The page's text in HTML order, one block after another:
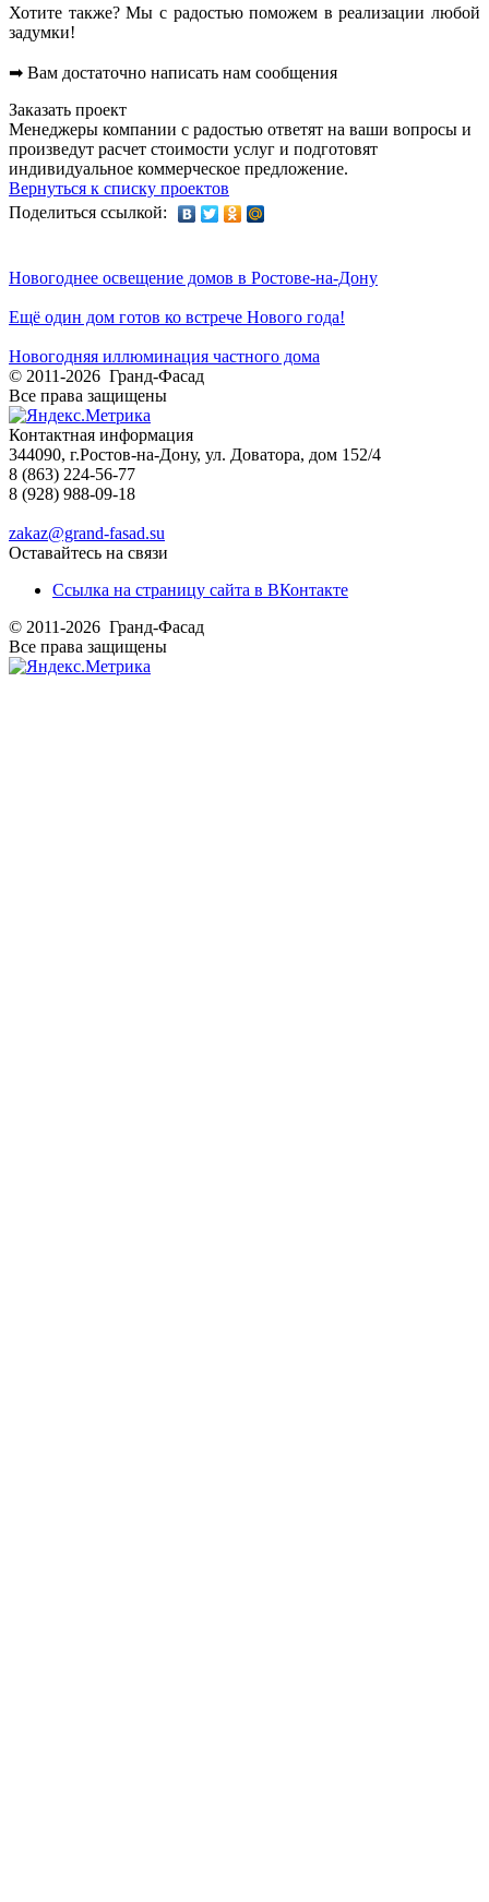
Хотите также? Мы с радостью поможем в реализации любой
задумки!
➡ Вам достаточно написать нам сообщения
Заказать проект
Менеджеры компании с радостью ответят на ваши вопросы и
произведут расчет стоимости услуг и подготовят
индивидуальное коммерческое предложение.
Вернуться к списку проектов
Поделиться ссылкой:
Новогоднее освещение домов в Ростове-на-Дону
Ещё один дом готов ко встрече Нового года!
Новогодняя иллюминация частного дома
© 2011-2026 Гранд-Фасад
Все права защищены
Контактная информация
344090, г.Ростов-на-Дону, ул. Доватора, дом 152/4
8 (863) 224-56-77
8 (928) 988-09-18
zakaz@grand-fasad.su
Оставайтесь на связи
Ссылка на страницу сайта в ВКонтакте
© 2011-2026 Гранд-Фасад
Все права защищены